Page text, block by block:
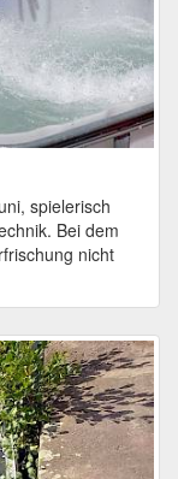
spielerisch
Bei dem
nicht